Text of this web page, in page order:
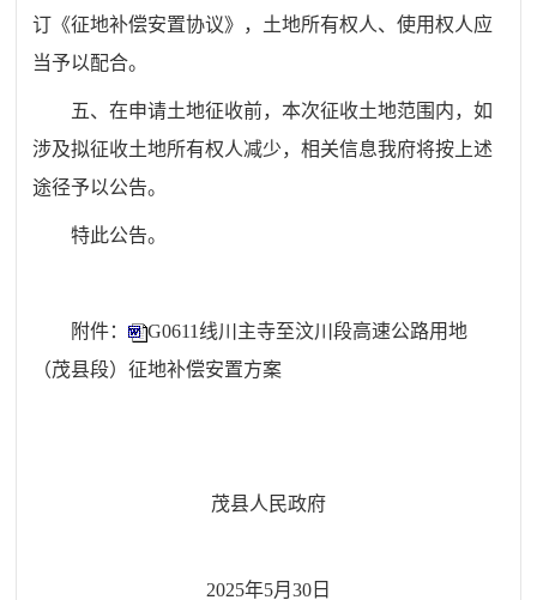
订《征地补偿安置协议》， 土地所有权人、使用权人应
当予以配合。
五、在申请土地征收前，本次征收土地范围内，如
涉及拟征收土地所有权人减少，相关信息我府将按上述
途径予以公告。
特此公告。
附件：
G0611线川主寺至汶川段高速公路用地
（茂县段）征地补偿安置方案
茂县人民政府
2025年5月 30日